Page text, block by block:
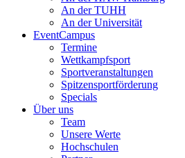
An der TUHH
An der Universität
EventCampus
Termine
Wettkampfsport
Sportveranstaltungen
Spitzensportförderung
Specials
Über uns
Team
Unsere Werte
Hochschulen